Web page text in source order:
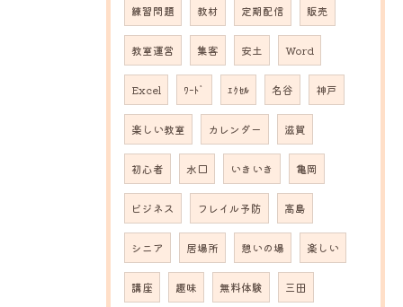
練習問題 教材 定期配信 販売
教室運営 集客 安土 Word
Excel ﾜｰﾄﾞ ｴｸｾﾙ 名谷 神戸
楽しい教室 カレンダー 滋賀
初心者 水口 いきいき 亀岡
ビジネス フレイル予防 高島
シニア 居場所 憩いの場 楽しい
講座 趣味 無料体験 三田